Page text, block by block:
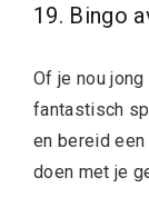
19. Bingo
Of je nou
fantastisch
en bereid
doen met je